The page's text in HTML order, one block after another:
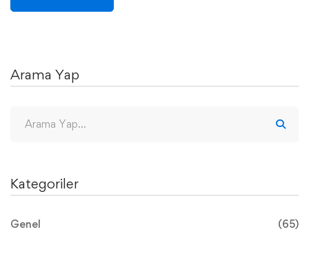
Arama Yap
Kategoriler
Genel (65)